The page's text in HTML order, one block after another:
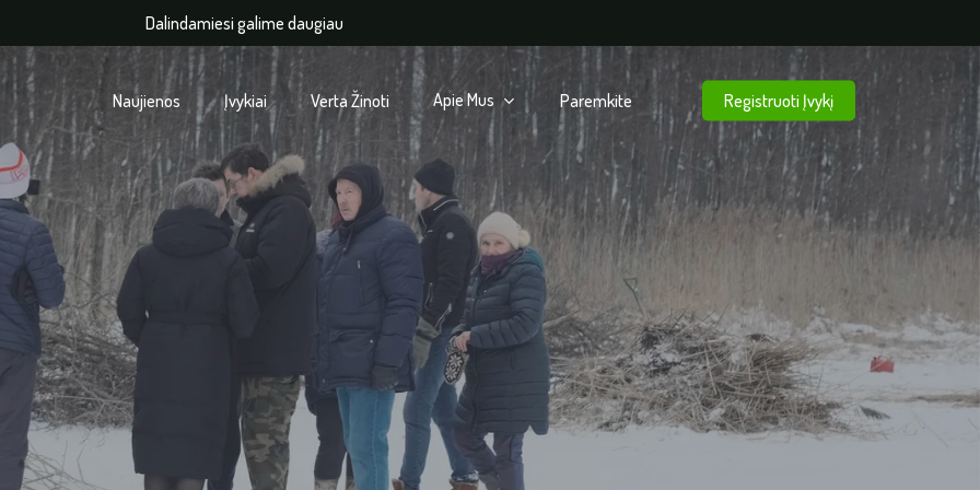
Dalindamiesi galime daugiau
Naujienos Įvykiai Verta Žinoti Apie Mus Paremkite Registruoti Įvykį